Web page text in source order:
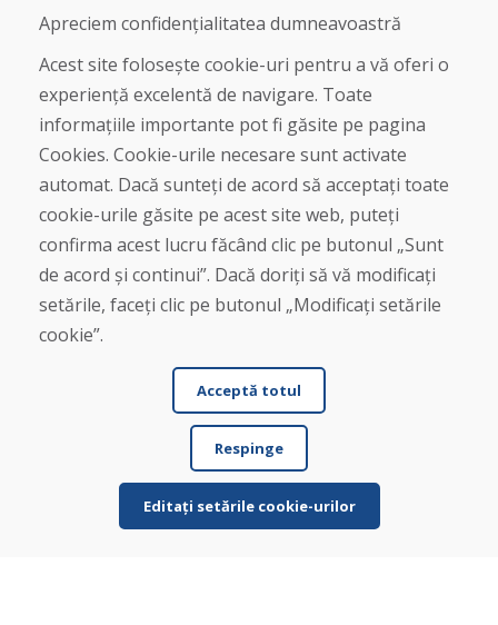
Blog
Despre noi
Magazin
Contact
Cumpărare
Magazin online
Termeni și condiții de afaceri
Livrare și plată
Plângere
Cookies
Apreciem confidențialitatea dumneavoastră
Acest site folosește cookie-uri pentru a vă oferi o
experiență excelentă de navigare. Toate
informațiile importante pot fi găsite pe pagina
Cookies. Cookie-urile necesare sunt activate
automat. Dacă sunteți de acord să acceptați toate
cookie-urile găsite pe acest site web, puteți
confirma acest lucru făcând clic pe butonul „Sunt
de acord și continui”. Dacă doriți să vă modificați
setările, faceți clic pe butonul „Modificați setările
cookie”.
Acceptă totul
Respinge
Editați setările cookie-urilor